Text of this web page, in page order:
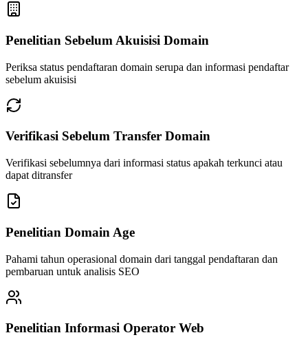
Penelitian Sebelum Akuisisi Domain
Periksa status pendaftaran domain serupa dan informasi pendaftar
sebelum akuisisi
Verifikasi Sebelum Transfer Domain
Verifikasi sebelumnya dari informasi status apakah terkunci atau
dapat ditransfer
Penelitian Domain Age
Pahami tahun operasional domain dari tanggal pendaftaran dan
pembaruan untuk analisis SEO
Penelitian Informasi Operator Web